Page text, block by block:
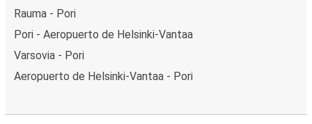
Rauma - Pori
Pori - Aeropuerto de Helsinki-Vantaa
Varsovia - Pori
Aeropuerto de Helsinki-Vantaa - Pori